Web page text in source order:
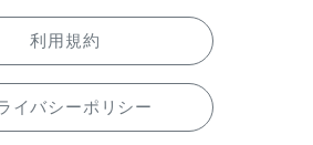
利用規約
イバシーポリシー